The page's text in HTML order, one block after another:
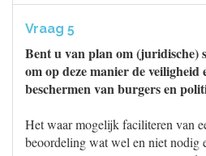
Vraag 5
Bent u van plan om (juridische)
om op deze manier de veiligheid
beschermen van burgers en
Het waar mogelijk faciliteren van
beoordeling wat wel en niet nodig